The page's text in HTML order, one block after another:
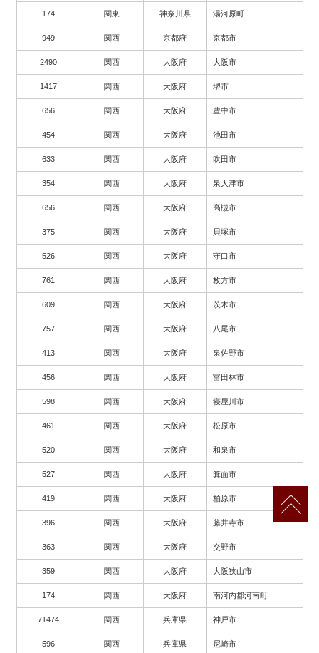
174 関東 神奈川県 湯河原町
949 関西 京都府 京都市
2490 関西 大阪府 大阪市
1417 関西 大阪府 堺市
656 関西 大阪府 豊中市
454 関西 大阪府 池田市
633 関西 大阪府 吹田市
354 関西 大阪府 泉大津市
656 関西 大阪府 高槻市
375 関西 大阪府 貝塚市
526 関西 大阪府 守口市
761 関西 大阪府 枚方市
609 関西 大阪府 茨木市
757 関西 大阪府 八尾市
413 関西 大阪府 泉佐野市
456 関西 大阪府 富田林市
598 関西 大阪府 寝屋川市
461 関西 大阪府 松原市
520 関西 大阪府 和泉市
527 関西 大阪府 箕面市
419 関西 大阪府 柏原市
396 関西 大阪府 藤井寺市
363 関西 大阪府 交野市
359 関西 大阪府 大阪狭山市
174 関西 大阪府 南河内郡河南町
71474 関西 兵庫県 神戸市
596 関西 兵庫県 尼崎市